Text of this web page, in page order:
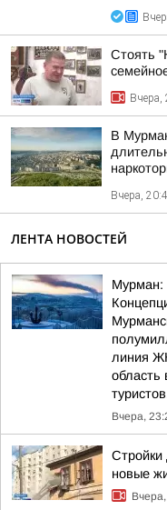
Стоять
Вчера,
В
Вчера,
ЛЕНТА НОВОСТЕЙ
Мурман:
линия
Вчера,
Стройки
новые